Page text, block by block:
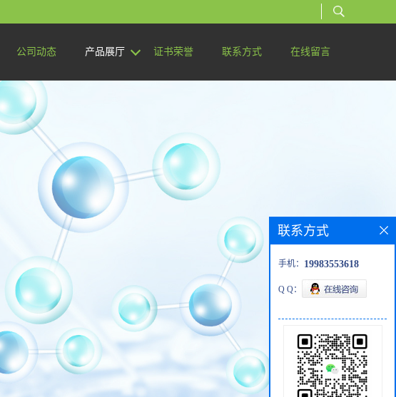
公司动态 产品展厅 证书荣誉 联系方式 在线留言
联系方式
手机： 19983553618
Q Q：